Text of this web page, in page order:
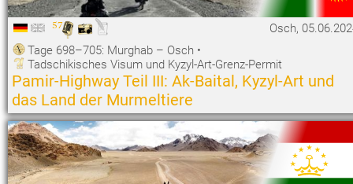
57
Osch,
Tage 698–705: Murghab – Osch •
Tadschikisches Visum und Kyzyl-Art-Grenz-Permit
Pamir-Highway Teil III: Ak-Baital, Kyzyl-Art und
das Land der Murmeltiere